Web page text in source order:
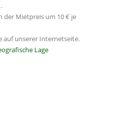
der Mietpreis um 10 € je
auf unserer Internetseite.
Lage